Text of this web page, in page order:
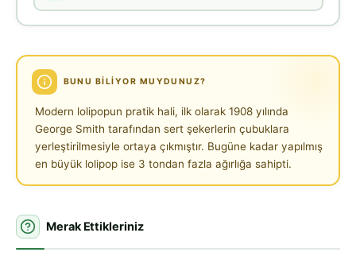
BUNU BILIYOR MUYDUNUZ?
Modern lolipopun pratik hali, ilk olarak 1908 yılında
George Smith tarafından sert şekerlerin çubuklara
yerleştirilmesiyle ortaya çıkmıştır. Bugüne kadar yapılmış
en büyük lolipop ise 3 tondan fazla ağırlığa sahipti.
Merak Ettikleriniz